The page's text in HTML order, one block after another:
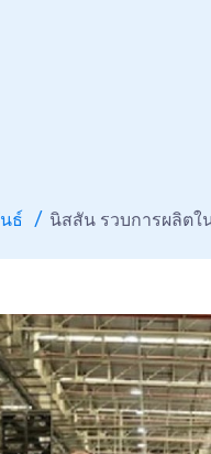
ธ์ นิสสัน รวบการผลิตใ